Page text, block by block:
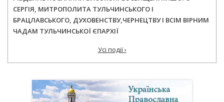
СЕРГІЯ, МИТРОПОЛИТА ТУЛЬЧИНСЬКОГО І
БРАЦЛАВСЬКОГО, ДУХОВЕНСТВУ,ЧЕРНЕЦТВУ І ВСІМ ВІРНИМ
ЧАДАМ ТУЛЬЧИНСЬКОЇ ЄПАРХІЇ
Усі події ›